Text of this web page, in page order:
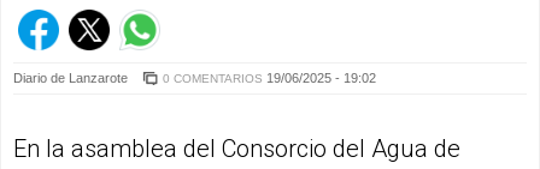
Diario de Lanzarote 0 COMENTARIOS 19/06/2025 - 19:02
En la asamblea del Consorcio del Agua de